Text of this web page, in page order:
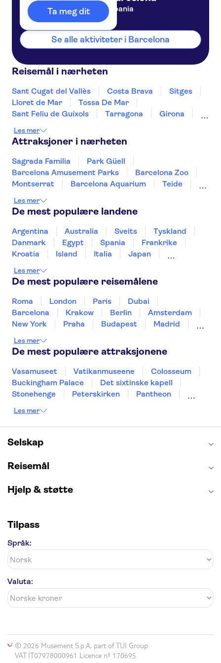
Ta meg dit Spania
Se alle aktiviteter i Barcelona
Reisemål i nærheten
Sant Cugat del Vallès Costa Brava
Sitges
Lloret de Mar
Tossa De Mar
Sant Feliu de Guíxols
Tarragona
Girona
Figueres
Deltebre Peñíscola
Les mer
Attraksjoner i nærheten
Sagrada Familia
Park Güell
Barcelona Amusement Parks
Barcelona Zoo
Montserrat
Barcelona Aquarium
Teide
TUI Palma Maraton Mallorca 2026
Puerto Colon
Aqualandia Benidorm
Siam Park
Caminito del Rey Terra Mitica
Les mer
De mest populære landene
Argentina Australia Sveits
Tyskland
Danmark
Egypt Spania
Frankrike
Kroatia
Island Italia
Japan
Portugal
Sverige Thailand
Les mer
De mest populære reisemålene
Roma London Paris
Dubai
Barcelona
Krakow Berlin
Amsterdam
New York
Praha Budapest
Madrid
Gdansk
Alicante Riga
Les mer
De mest populære attraksjonene
Vasamuseet Vatikanmuseene
Colosseum
Buckingham Palace
Det sixtinske kapell
Stonehenge
Peterskirken
Pantheon
Burj Khalifa
Alcatraz
Alhambra
Harry Potter Studios
Anne Franks hus
Blue Lagoon
Les mer
Selskap
Reisemål
Hjelp & støtte
Tilpass
Språk:
Valuta:
© 2026 Musement S.p.A, part of TUI Group
VAT IT07978000961 Licence nº 170695